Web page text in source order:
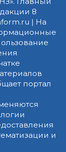
8
| На
портал
и